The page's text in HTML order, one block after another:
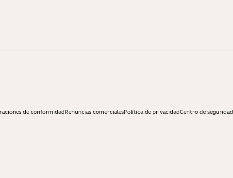
de conformidadRenuncias comercialesPolítica de privacidadCentro de seguridad